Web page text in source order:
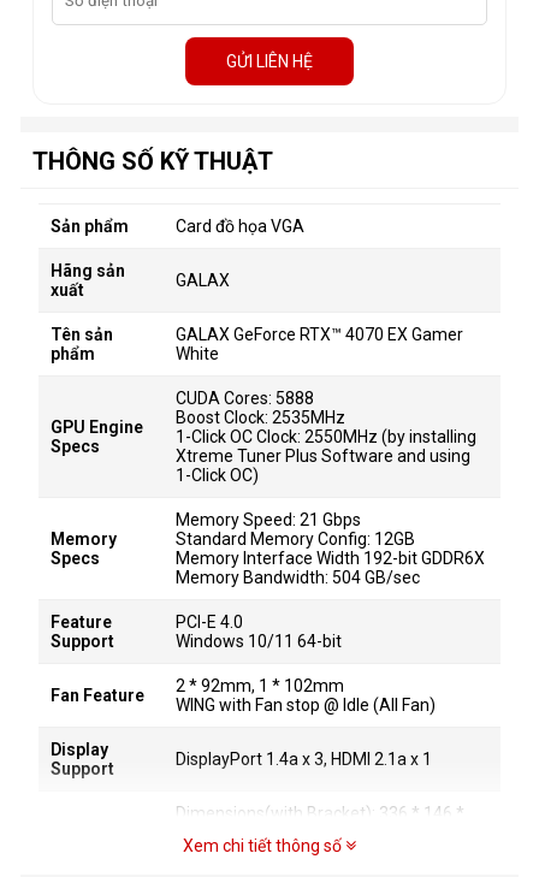
GỬI LIÊN HỆ
THÔNG SỐ KỸ THUẬT
Sản phẩm Card đồ họa VGA
Hãng sản
xuất
GALAX
Tên sản
phẩm
GALAX GeForce RTX™ 4070 EX Gamer
White
GPU Engine
Specs
CUDA Cores: 5888
Boost Clock: 2535MHz
1-Click OC Clock: 2550MHz (by installing
Xtreme Tuner Plus Software and using
1-Click OC)
Memory
Specs
Memory Speed: 21 Gbps
Standard Memory Config: 12GB
Memory Interface Width 192-bit GDDR6X
Memory Bandwidth: 504 GB/sec
Feature
Support
PCI-E 4.0
Windows 10/11 64-bit
Fan Feature
2 * 92mm, 1 * 102mm
WING with Fan stop @ Idle (All Fan)
Display
Support
DisplayPort 1.4a x 3, HDMI 2.1a x 1
Dimensions(with Bracket): 336 * 146 *
Dimensions(without Bracket): 323 * 131
Xem chi tiết thông số